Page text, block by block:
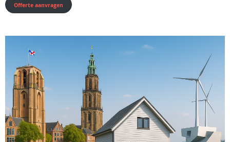
Offerte aanvragen